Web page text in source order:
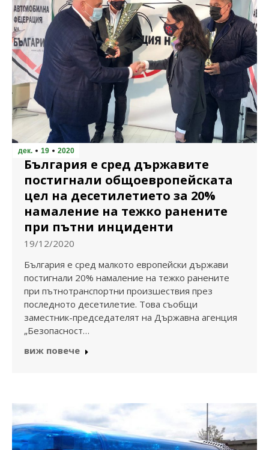
дек. 19 2020
България е сред държавите
постигнали общоевропейската
цел на десетилетието за 20%
намаление на тежко ранените
при пътни инциденти
19/12/2020
България е сред малкото европейски държави
постигнали 20% намаление на тежко ранените
при пътнотранспортни произшествия през
последното десетилетие. Това съобщи
заместник-председателят на Държавна агенция
„Безопасност…
виж повече